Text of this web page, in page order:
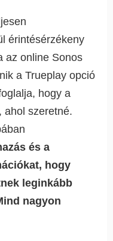
érintésérzékeny
az online Sonos
a Trueplay opció
hogy a
ahol szeretné.
és a
hogy
leginkább
nagyon